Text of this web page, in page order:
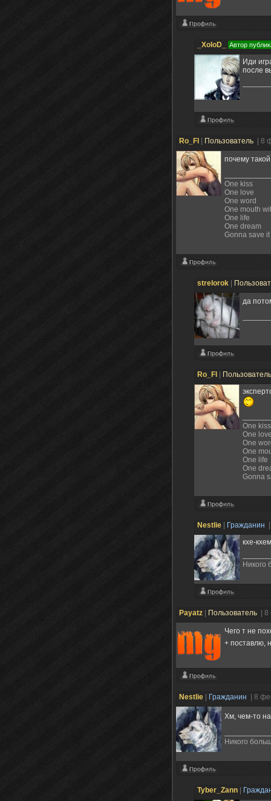
_XoloD_ Автор
Иди
после
Ro_Fl Пользователь | 8
почему
One kiss
One love
One word
One mouth
One life
One dream
Gonna save
strelorok
да
Ro_Fl
One kiss
One
One
One
One life
One
Gonna
Nestlie Гражданин
кхе-
Никого
Payatz Пользователь |
Чего т не
+ поставлю,
Nestlie Гражданин | 8
Хм, чем-то
Никого
Tyber_Zann